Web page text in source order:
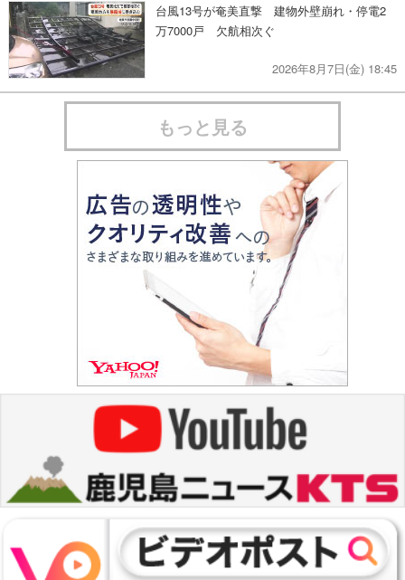
台風13号が奄美直撃 建物外壁崩れ・停電2
万7000戸 欠航相次ぐ
2026年8月7日(金) 18:45
もっと見る